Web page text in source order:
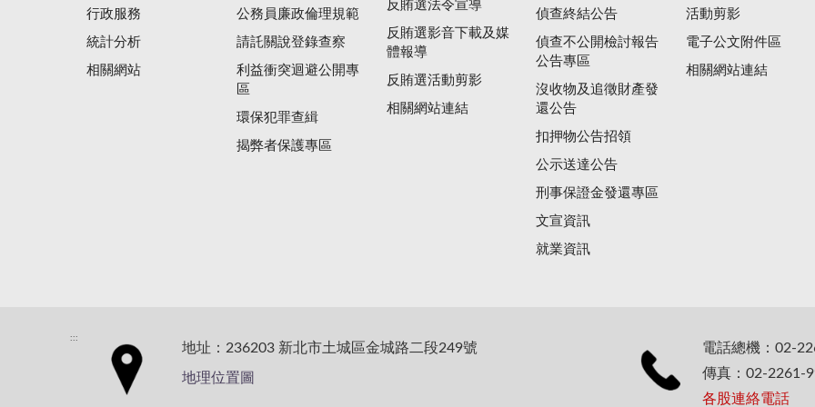
行政服務
統計分析
相關網站
公務員廉政倫理規範
請託關說登錄查察
利益衝突迴避公開專
區
環保犯罪查緝
揭弊者保護專區
反賄選法令宣導
反賄選影音下載及媒
體報導
反賄選活動剪影
相關網站連結
偵查終結公告
偵查不公開檢討報告
公告專區
沒收物及追徵財產發
還公告
扣押物公告招領
公示送達公告
刑事保證金發還專區
文宣資訊
就業資訊
活動剪影
電子公文附件區
相關網站連結
:::
地址：236203 新北市土城區金城路二段249號
地理位置圖
電話總機：02-
傳真：02-2261-
各股連絡電話